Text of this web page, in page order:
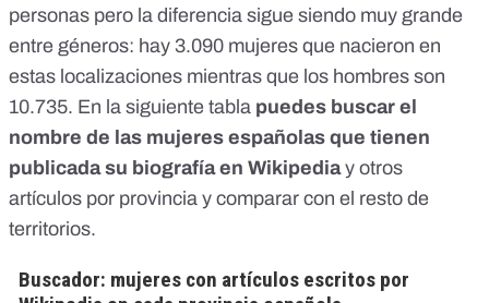
personas pero la diferencia sigue siendo muy grande
entre géneros: hay 3.090 mujeres que nacieron en
estas localizaciones mientras que los hombres son
10.735. En la siguiente tabla puedes buscar el
nombre de las mujeres españolas que tienen
publicada su biografía en Wikipediay otros
artículos por provincia y comparar con el resto de
territorios.